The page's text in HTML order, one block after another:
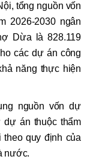
tổng nguồn vốn
2026-2030 ngân
Dừa là 828.119
các dự án công
năng thực hiện
nguồn vốn dự
dự án thuộc thẩm
quy định của
nước.